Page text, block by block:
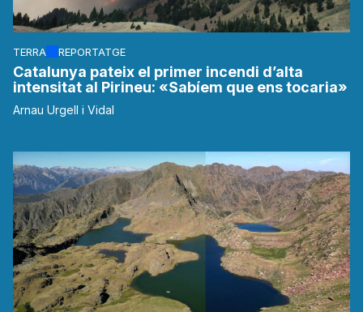
TERRA REPORTATGE
Catalunya pateix el primer incendi d’alta
intensitat al Pirineu: «Sabíem que ens tocaria»
Arnau Urgell i Vidal